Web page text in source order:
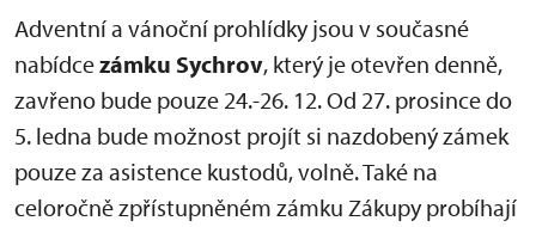
Adventní a vánoční prohlídky jsou v současné
nabídcezámku Sychrov, který je otevřen denně,
zavřeno bude pouze 24.-26. 12. Od 27. prosince do
5. ledna bude možnost projít si nazdobený zámek
pouze za asistence kustodů, volně. Také na
celoročně zpřístupněném zámku Zákupy probíhají